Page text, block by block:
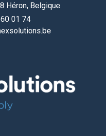
Héron, Belgique
01 74